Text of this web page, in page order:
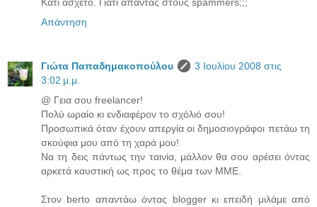
Απάντηση
Γιώτα Παπαδημακοπούλου
3 Ιουλίου 2008 στις
3:02 μ.μ.
@ Γεια σου freelancer!
Πολύ ωραίο κι ενδιαφέρον το σχόλιό σου!
Προσωπικά όταν έχουν απεργία οι δημοσιογράφοι πετάω τη
σκούφια μου από τη χαρά μου!
Να τη δεις πάντως την ταινία, μάλλον θα σου αρέσει όντας
αρκετά καυστική ως προς το θέμα των ΜΜΕ.
Στον berto απαντάω όντας blogger κι επειδή μιλάμε από